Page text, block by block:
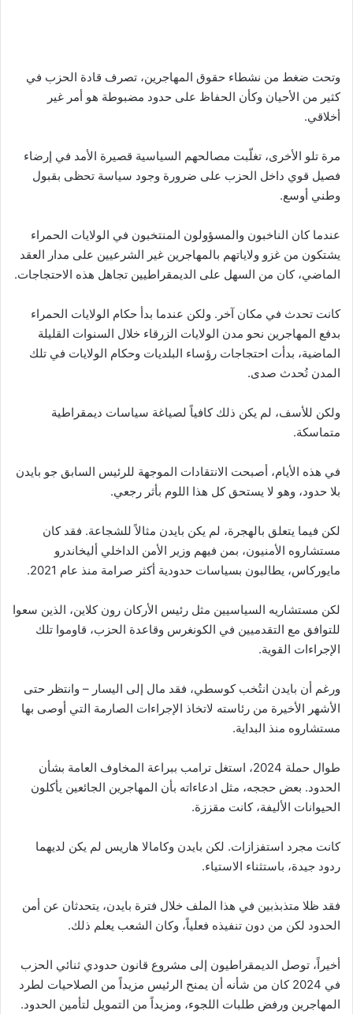
وتحت ضغط من نشطاء حقوق المهاجرين، تصرف قادة الحزب في
كثير من الأحيان وكأن الحفاظ على حدود مضبوطة هو أمر غير
أخلاقي.
مرة تلو الأخرى، تغلّبت مصالحهم السياسية قصيرة الأمد في إرضاء
فصيل قوي داخل الحزب على ضرورة وجود سياسة تحظى بقبول
وطني أوسع.
عندما كان الناخبون والمسؤولون المنتخبون في الولايات الحمراء
يشتكون من غزو ولاياتهم بالمهاجرين غير الشرعيين على مدار العقد
الماضي، كان من السهل على الديمقراطيين تجاهل هذه الاحتجاجات.
كانت تحدث في مكان آخر. ولكن عندما بدأ حكام الولايات الحمراء
بدفع المهاجرين نحو مدن الولايات الزرقاء خلال السنوات القليلة
الماضية، بدأت احتجاجات رؤساء البلديات وحكام الولايات في تلك
المدن تُحدث صدى.
ولكن للأسف، لم يكن ذلك كافياً لصياغة سياسات ديمقراطية
متماسكة.
في هذه الأيام، أصبحت الانتقادات الموجهة للرئيس السابق جو بايدن
بلا حدود، وهو لا يستحق كل هذا اللوم بأثر رجعي.
لكن فيما يتعلق بالهجرة، لم يكن بايدن مثالاً للشجاعة. فقد كان
مستشاروه الأمنيون، بمن فيهم وزير الأمن الداخلي أليخاندرو
مايوركاس، يطالبون بسياسات حدودية أكثر صرامة منذ عام 2021.
لكن مستشاريه السياسيين مثل رئيس الأركان رون كلاين، الذين سعوا
للتوافق مع التقدميين في الكونغرس وقاعدة الحزب، قاوموا تلك
الإجراءات القوية.
ورغم أن بايدن انتُخب كوسطي، فقد مال إلى اليسار – وانتظر حتى
الأشهر الأخيرة من رئاسته لاتخاذ الإجراءات الصارمة التي أوصى بها
مستشاروه منذ البداية.
طوال حملة 2024، استغل ترامب ببراعة المخاوف العامة بشأن
الحدود. بعض حججه، مثل ادعاءاته بأن المهاجرين الجائعين يأكلون
الحيوانات الأليفة، كانت مقززة.
كانت مجرد استفزازات. لكن بايدن وكامالا هاريس لم يكن لديهما
ردود جيدة، باستثناء الاستياء.
فقد ظلا متذبذبين في هذا الملف خلال فترة بايدن، يتحدثان عن أمن
الحدود لكن من دون تنفيذه فعلياً، وكان الشعب يعلم ذلك.
أخيراً، توصل الديمقراطيون إلى مشروع قانون حدودي ثنائي الحزب
في 2024 كان من شأنه أن يمنح الرئيس مزيداً من الصلاحيات لطرد
المهاجرين ورفض طلبات اللجوء، ومزيداً من التمويل لتأمين الحدود.